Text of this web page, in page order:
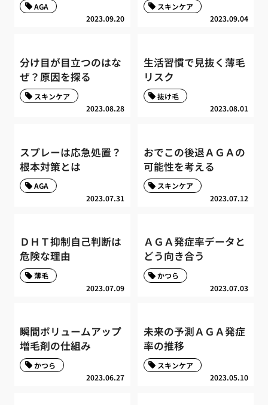
2023.09.20
AGA
2023.09.04
スキンケア
分け目が目立つのはな
ぜ？原因を探る
2023.08.28
スキンケア
生活習慣で見抜く薄毛
リスク
2023.08.01
抜け毛
スプレーは応急処置？
根本対策とは
2023.07.31
AGA
おでこの後退ＡＧＡの
可能性を考える
2023.07.12
スキンケア
ＤＨＴ抑制自己判断は
危険な理由
2023.07.09
薄毛
ＡＧＡ発症率データと
どう向き合う
2023.07.03
かつら
瞬間ボリュームアップ
増毛剤の仕組み
2023.06.27
かつら
未来の予測ＡＧＡ発症
率の推移
2023.05.10
スキンケア